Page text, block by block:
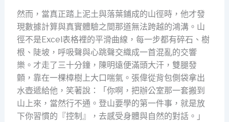
然而，當真正踏上泥土與落葉鋪成的山徑時，他才發
現數據計算與真實體驗之間那道無法跨越的鴻溝。山
徑不是Excel表格裡的平滑曲線，每一步都有碎石、樹
根、陡坡，呼吸聲與心跳聲交織成一首混亂的交響
樂。才走了三十分鐘，陳明遠便滿頭大汗，雙腿發
顫，靠在一棵樟樹上大口喘氣。張偉從背包側袋拿出
水壺遞給他，笑著說：「你啊，把辦公室那一套搬到
山上來，當然行不通。登山要學的第一件事，就是放
下你習慣的『控制』，去感受身體與自然的對話。」